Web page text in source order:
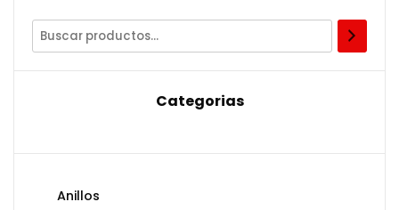
Categorias
Anillos